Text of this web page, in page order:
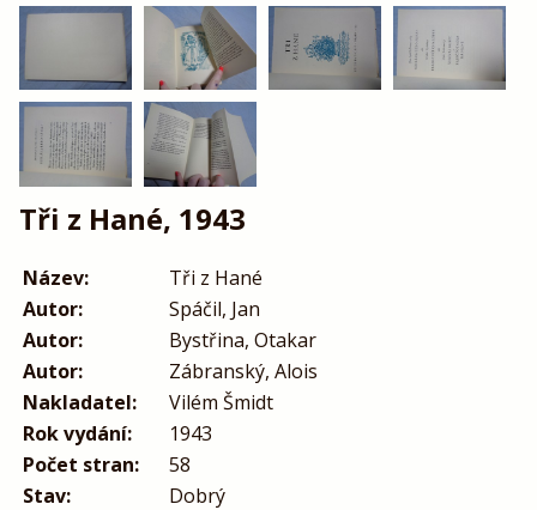
Tři z Hané, 1943
Název:
Tři z Hané
Autor:
Spáčil, Jan
Autor:
Bystřina, Otakar
Autor:
Zábranský, Alois
Nakladatel:
Vilém Šmidt
Rok vydání:
1943
Počet stran:
58
Stav:
Dobrý